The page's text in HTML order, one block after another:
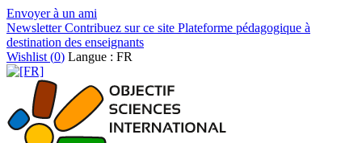
Envoyer à un ami
NewsletterContribuez sur ce site Plateforme pédagogique à
destination des enseignants
Wishlist (0) Langue : FR